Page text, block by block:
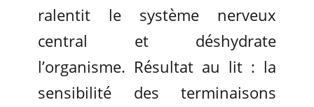
ralentit le système nerveux
central et déshydrate
l’organisme. Résultat au lit : la
sensibilité des terminaisons